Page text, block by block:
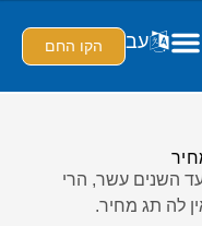
הקו החם עב
השנים עשר, הרי
לה תג מחיר.